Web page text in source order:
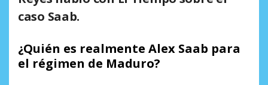
caso Saab.
¿Quién es realmente Alex Saab para
el régimen de Maduro?